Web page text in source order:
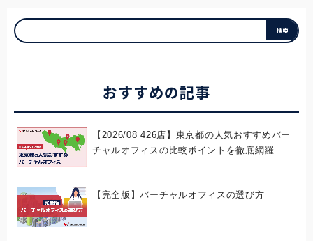
おすすめの記事
【2026/08 426店】東京都の人気おすすめバー
チャルオフィスの比較ポイントを徹底網羅
【完全版】バーチャルオフィスの選び方